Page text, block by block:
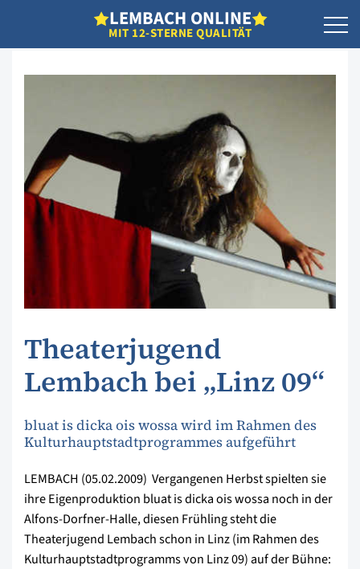
LEMBACH ONLINE
MIT 12-STERNE QUALITÄT
Theaterjugend
Lembach bei „Linz 09“
bluat is dicka ois wossa wird im Rahmen des
Kulturhauptstadtprogrammes aufgeführt
LEMBACH (05.02.2009)  Vergangenen Herbst spielten sie
ihre Eigenproduktion bluat is dicka ois wossa noch in der
Alfons-Dorfner-Halle, diesen Frühling steht die
Theaterjugend Lembach schon in Linz (im Rahmen des
Kulturhauptstadtprogramms von Linz 09) auf der Bühne: